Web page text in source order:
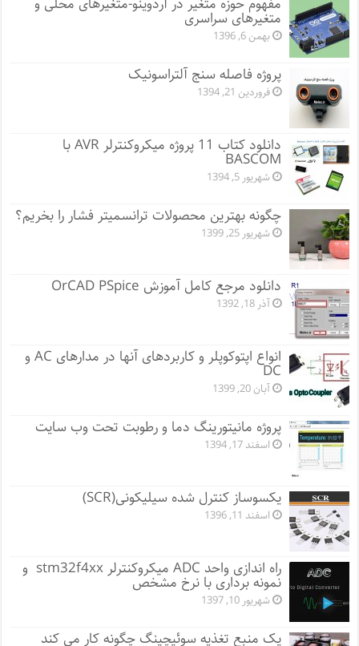
متغیرهای سراسری
بهمن 6, 1396
پروژه فاصله سنج آلتراسونیک
فروردین 21, 1394
دانلود کتاب 11 پروژه میکروکنترلر AVR با
BASCOM
شهریور 5, 1394
چگونه بهترین محصولات ترانسمیتر فشار را بخریم؟
شهریور 25, 1399
دانلود مرجع کامل آموزش OrCAD PSpice
آذر 18, 1392
انواع اپتوکوپلر و کاربردهای آنها در مدارهای AC و
DC
آبان 20, 1399
پروژه مانيتورينگ دما و رطوبت تحت وب سایت
اسفند 17, 1394
یکسوساز کنترل شده سیلیکونی(SCR)
اسفند 11, 1396
راه اندازی واحد ADC میکروکنترلر stm32f4xx و
نمونه برداری با نرخ مشخص
شهریور 10, 1397
یک منبع تغذیه سوئیچینگ چگونه کار می کند